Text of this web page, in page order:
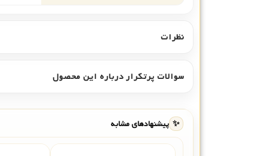
نظرات
سوالات پرتکرار درباره این محصول
✨ پیشنهادهای مشابه